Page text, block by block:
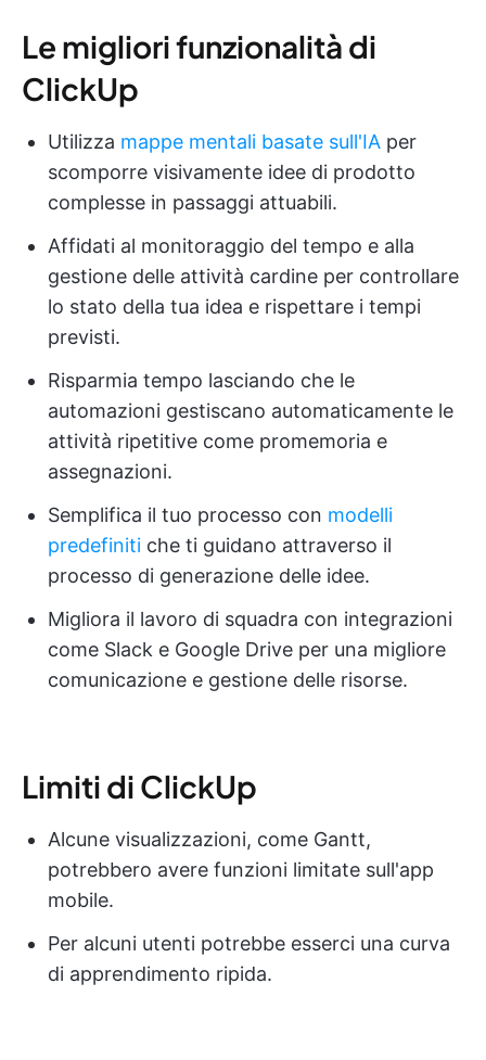
Le migliori funzionalità di
ClickUp
Utilizza mappe mentali basate sull'IA per
scomporre visivamente idee di prodotto
complesse in passaggi attuabili.
Affidati al monitoraggio del tempo e alla
gestione delle attività cardine per controllare
lo stato della tua idea e rispettare i tempi
previsti.
Risparmia tempo lasciando che le
automazioni gestiscano automaticamente le
attività ripetitive come promemoria e
assegnazioni.
Semplifica il tuo processo con modelli
predefiniti che ti guidano attraverso il
processo di generazione delle idee.
Migliora il lavoro di squadra con integrazioni
come Slack e Google Drive per una migliore
comunicazione e gestione delle risorse.
Limiti di ClickUp
Alcune visualizzazioni, come Gantt,
potrebbero avere funzioni limitate sull'app
mobile.
Per alcuni utenti potrebbe esserci una curva
di apprendimento ripida.